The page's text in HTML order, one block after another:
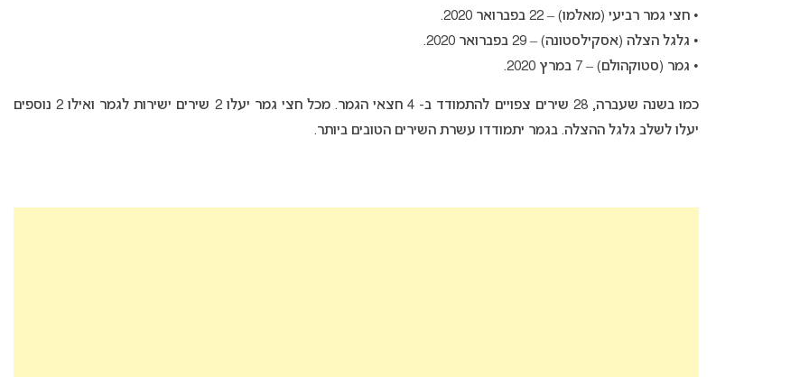
• חצי גמר רביעי (מאלמו) – 22 בפברואר 2020.
• גלגל הצלה (אסקילסטונה) – 29 בפברואר 2020.
• גמר (סטוקהולם) – 7 במרץ 2020.
כמו בשנה שעברה, 28 שירים צפויים להתמודד ב- 4 חצאי הגמר. מכל חצי גמר יעלו 2 שירים ישירות לגמר ואילו 2 נוספים
יעלו לשלב גלגל ההצלה. בגמר יתמודדו עשרת השירים הטובים ביותר.